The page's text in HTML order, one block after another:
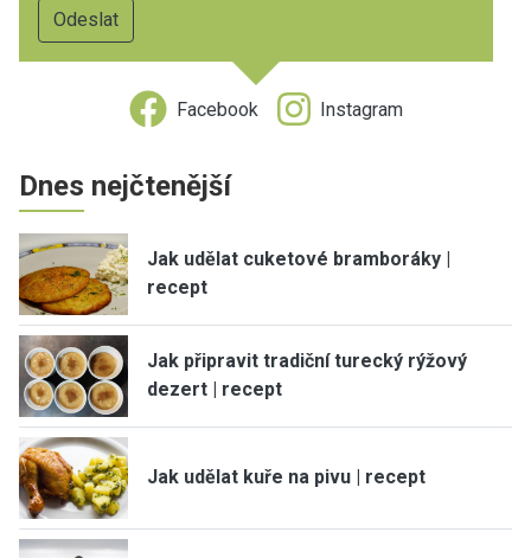
Facebook Instagram
Dnes nejčtenější
Jak udělat cuketové bramboráky |
recept
Jak připravit tradiční turecký rýžový
dezert | recept
Jak udělat kuře na pivu | recept